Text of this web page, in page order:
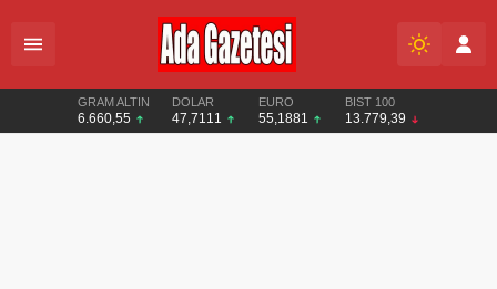
GRAM ALTIN
6.660,55
DOLAR
47,7111
EURO
55,1881
BIST 100
13.779,39